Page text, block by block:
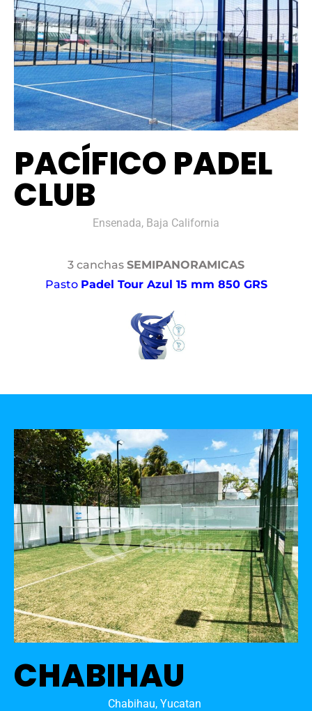
PACÍFICO PADEL
CLUB
Ensenada, Baja California
3 canchas SEMIPANORAMICAS
Pasto Padel Tour Azul 15 mm 850 GRS
CHABIHAU
Chabihau, Yucatan